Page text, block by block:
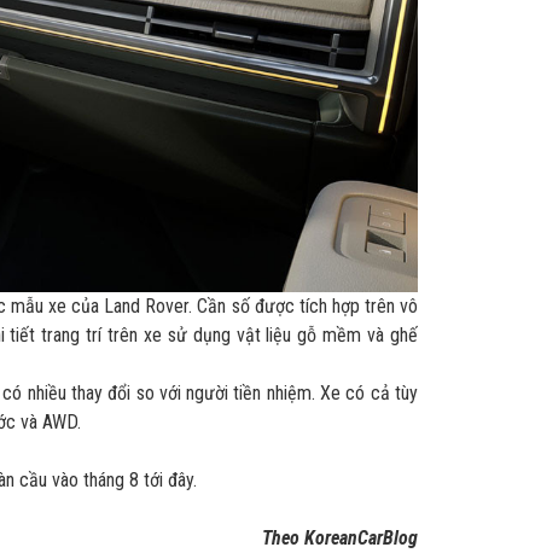
xe của Land Rover. Cần số được tích hợp trên vô
tiết trang trí trên xe sử dụng vật liệu gỗ mềm và ghế
nhiều thay đổi so với người tiền nhiệm. Xe có cả tùy
và AWD.
cầu vào tháng 8 tới đây.
Theo KoreanCarBlog